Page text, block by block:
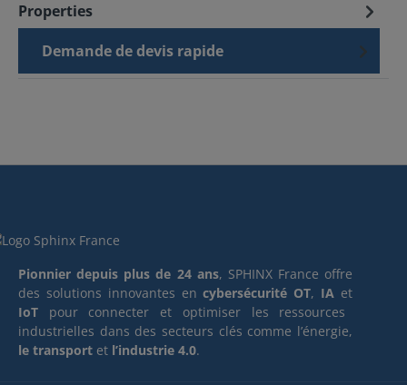
Properties
Demande de devis rapide
Pionnier depuis plus de 24 ans, SPHINX France offre
des solutions innovantes encybersécurité OT, IA et
IoT pour connecter et optimiser les ressources
industrielles dans des secteurs clés comme l’énergie,
le transport et l’industrie 4.0.